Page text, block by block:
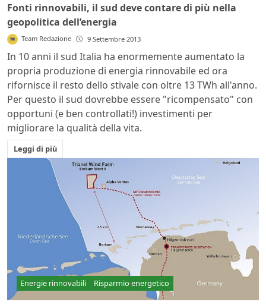
Fonti rinnovabili, il sud deve contare di più nella
geopolitica dell’energia
Team Redazione 9 Settembre 2013
In 10 anni il sud Italia ha enormemente aumentato la
propria produzione di energia rinnovabile ed ora
rifornisce il resto dello stivale con oltre 13 TWh all'anno.
Per questo il sud dovrebbe essere "ricompensato" con
opportuni (e ben controllati!) investimenti per
migliorare la qualità della vita.
Leggi di più
Energie rinnovabili Risparmio energetico